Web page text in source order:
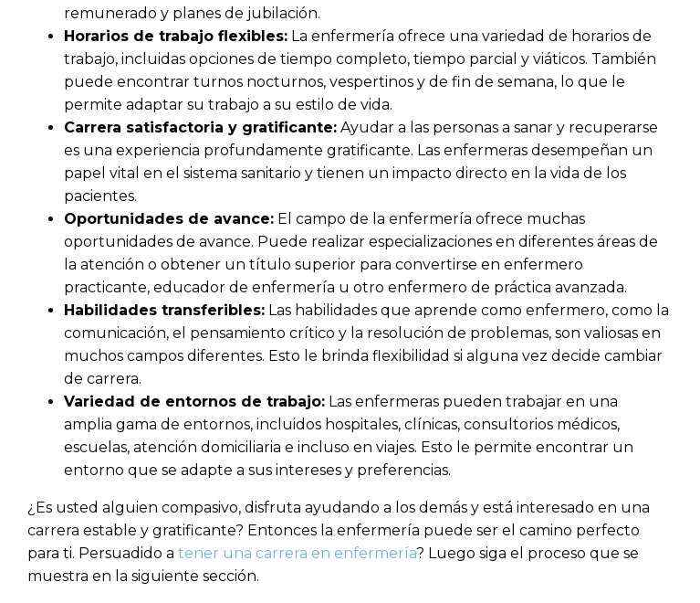
remunerado y planes de jubilación.
Horarios de trabajo flexibles: La enfermería ofrece una variedad de horarios de
trabajo, incluidas opciones de tiempo completo, tiempo parcial y viáticos. También
puede encontrar turnos nocturnos, vespertinos y de fin de semana, lo que le
permite adaptar su trabajo a su estilo de vida.
Carrera satisfactoria y gratificante: Ayudar a las personas a sanar y recuperarse
es una experiencia profundamente gratificante. Las enfermeras desempeñan un
papel vital en el sistema sanitario y tienen un impacto directo en la vida de los
pacientes.
Oportunidades de avance: El campo de la enfermería ofrece muchas
oportunidades de avance. Puede realizar especializaciones en diferentes áreas de
la atención o obtener un título superior para convertirse en enfermero
practicante, educador de enfermería u otro enfermero de práctica avanzada.
Habilidades transferibles: Las habilidades que aprende como enfermero, como la
comunicación, el pensamiento crítico y la resolución de problemas, son valiosas en
muchos campos diferentes. Esto le brinda flexibilidad si alguna vez decide cambiar
de carrera.
Variedad de entornos de trabajo: Las enfermeras pueden trabajar en una
amplia gama de entornos, incluidos hospitales, clínicas, consultorios médicos,
escuelas, atención domiciliaria e incluso en viajes. Esto le permite encontrar un
entorno que se adapte a sus intereses y preferencias.
¿Es usted alguien compasivo, disfruta ayudando a los demás y está interesado en una
carrera estable y gratificante? Entonces la enfermería puede ser el camino perfecto
para ti. Persuadido a tener una carrera en enfermería? Luego siga el proceso que se
muestra en la siguiente sección.